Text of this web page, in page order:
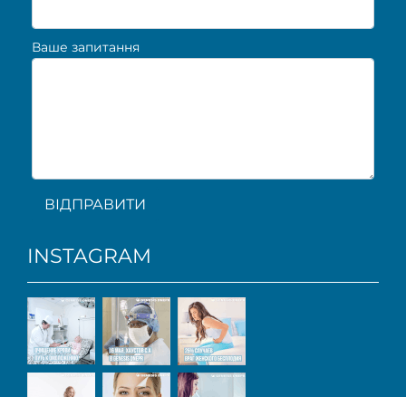
Ваше запитання
ВІДПРАВИТИ
INSTAGRAM